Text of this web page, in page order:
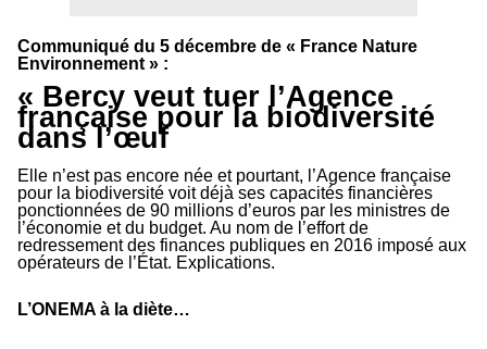
Communiqué du 5 décembre de « France Nature
Environnement » :
« Bercy veut tuer l’Agence
française pour la biodiversité
dans l’œuf
Elle n’est pas encore née et pourtant, l’Agence française
pour la biodiversité voit déjà ses capacités financières
ponctionnées de 90 millions d’euros par les ministres de
l’économie et du budget. Au nom de l’effort de
redressement des finances publiques en 2016 imposé aux
opérateurs de l’État. Explications.
L’ONEMA à la diète…